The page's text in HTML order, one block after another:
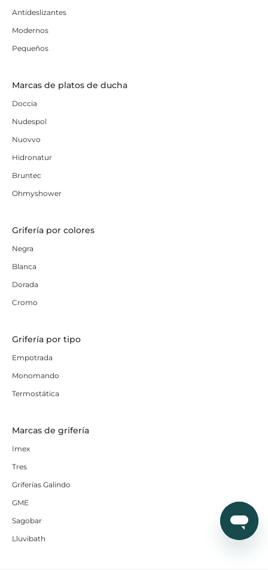
Antideslizantes
Modernos
Pequeños
Marcas de platos de ducha
Doccia
Nudespol
Nuovvo
Hidronatur
Bruntec
Ohmyshower
Grifería por colores
Negra
Blanca
Dorada
Cromo
Grifería por tipo
Empotrada
Monomando
Termostática
Marcas de grifería
Imex
Tres
Griferías Galindo
GME
Sagobar
Lluvibath